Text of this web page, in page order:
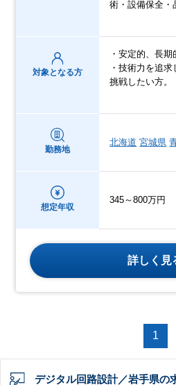
術・設備保全・
対象となる方
・安定的、長期
・技術力を追
挑戦したい方。
勤務地
北海道 宮城県
想定年収
345～800万円
詳しく見
1
デジタル回路設計／岩手県の